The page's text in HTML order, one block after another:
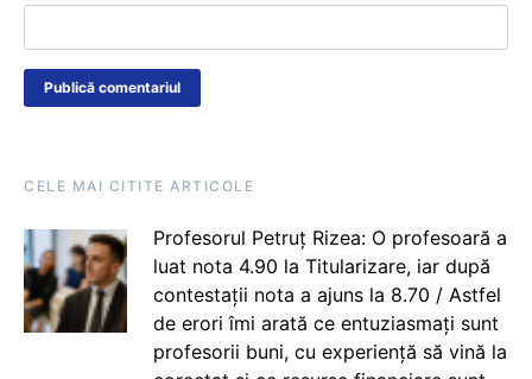
CELE MAI CITITE ARTICOLE
Profesorul Petruț Rizea: O profesoară a
luat nota 4.90 la Titularizare, iar după
contestații nota a ajuns la 8.70 / Astfel
de erori îmi arată ce entuziasmați sunt
profesorii buni, cu experiență să vină la